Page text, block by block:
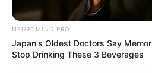
NEUROMIND PRO
Japan's Oldest Doctors Say
Stop Drinking These 3 Beverages